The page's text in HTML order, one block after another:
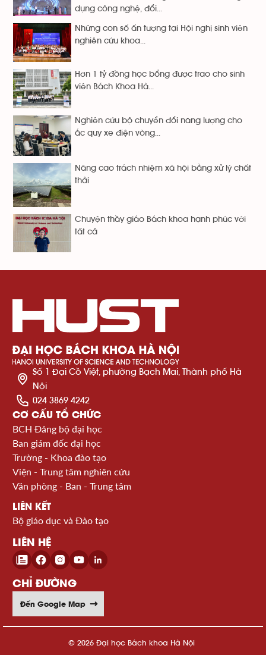
dụng công nghệ, đổi...
Những con số ấn tượng tại Hội nghị sinh viên
nghiên cứu khoa...
Hơn 1 tỷ đồng học bổng được trao cho sinh
viên Bách Khoa Hà...
Nghiên cứu bộ chuyển đổi năng lượng cho
ắc quy xe điện vòng...
Nâng cao trách nhiệm xã hội bằng xử lý chất
thải
Chuyện thầy giáo Bách khoa hạnh phúc với
tất cả
Số 1 Đại Cồ Việt, phường Bạch Mai, Thành phố Hà
Nội
024 3869 4242
CƠ CẤU TỔ CHỨC
BCH Đảng bộ đại học
Ban giám đốc đại học
Trường - Khoa đào tạo
Viện - Trung tâm nghiên cứu
Văn phòng - Ban - Trung tâm
LIÊN KẾT
Bộ giáo dục và Đào tạo
LIÊN HỆ
CHỈ ĐƯỜNG
Đến Google Map
© 2026 Đại học Bách khoa Hà Nội